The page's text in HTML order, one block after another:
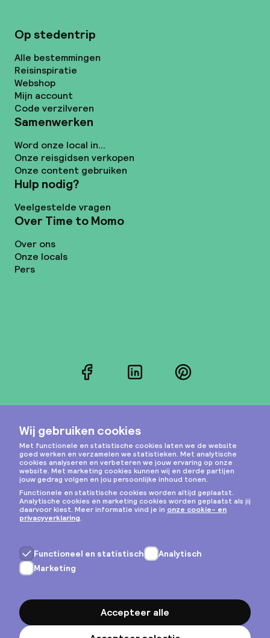
Op stedentrip
Alle bestemmingen
Reisinspiratie
Webshop
Mijn account
Code verzilveren
Samenwerken
Word onze local in...
Onze reisgidsen verkopen
Onze content gebruiken
Hulp nodig?
Veelgestelde vragen
Over Time to Momo
Over ons
Onze locals
Pers
FacebookLinkedInPinterest
Instagram
Privacy & cookies
Algemene voorwaarden